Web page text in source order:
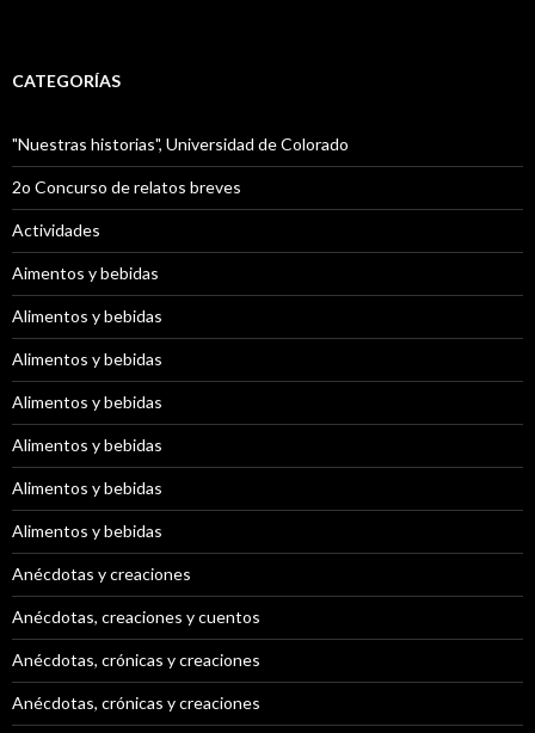
CATEGORÍAS
"Nuestras historias", Universidad de Colorado
2o Concurso de relatos breves
Actividades
Aimentos y bebidas
Alimentos y bebidas
Alimentos y bebidas
Alimentos y bebidas
Alimentos y bebidas
Alimentos y bebidas
Alimentos y bebidas
Anécdotas y creaciones
Anécdotas, creaciones y cuentos
Anécdotas, crónicas y creaciones
Anécdotas, crónicas y creaciones